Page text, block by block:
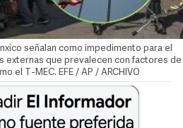
señalan como impedimento para el
externas que prevalecen con factores de
el T-MEC. EFE / AP / ARCHIVO